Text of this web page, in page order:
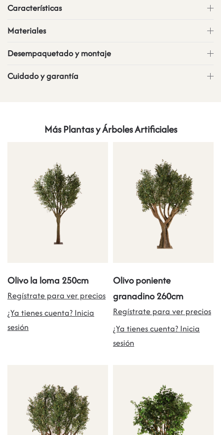
Características
Materiales
Desempaquetado y montaje
Cuidado y garantía
Más Plantas y Árboles Artificiales
Olivo la loma 250cm
Regístrate para ver precios
¿Ya tienes cuenta? Inicia
sesión
Olivo poniente
granadino 260cm
Regístrate para ver precios
¿Ya tienes cuenta? Inicia
sesión